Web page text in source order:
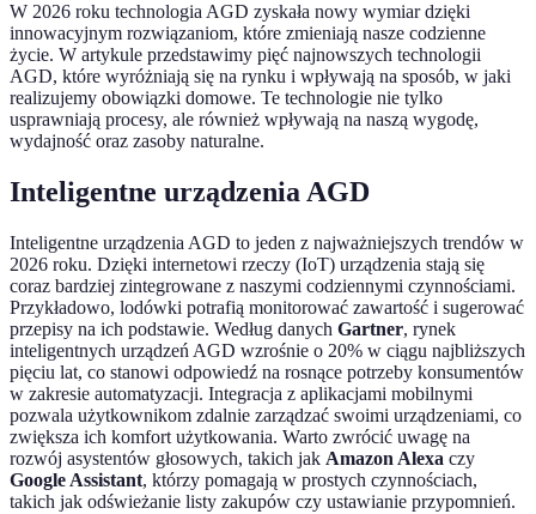
W 2026 roku technologia AGD zyskała nowy wymiar dzięki
innowacyjnym rozwiązaniom, które zmieniają nasze codzienne
życie. W artykule przedstawimy pięć najnowszych technologii
AGD, które wyróżniają się na rynku i wpływają na sposób, w jaki
realizujemy obowiązki domowe. Te technologie nie tylko
usprawniają procesy, ale również wpływają na naszą wygodę,
wydajność oraz zasoby naturalne.
Inteligentne urządzenia AGD
Inteligentne urządzenia AGD to jeden z najważniejszych trendów w
2026 roku. Dzięki internetowi rzeczy (IoT) urządzenia stają się
coraz bardziej zintegrowane z naszymi codziennymi czynnościami.
Przykładowo, lodówki potrafią monitorować zawartość i sugerować
przepisy na ich podstawie. Według danych Gartner, rynek
inteligentnych urządzeń AGD wzrośnie o 20% w ciągu najbliższych
pięciu lat, co stanowi odpowiedź na rosnące potrzeby konsumentów
w zakresie automatyzacji. Integracja z aplikacjami mobilnymi
pozwala użytkownikom zdalnie zarządzać swoimi urządzeniami, co
zwiększa ich komfort użytkowania. Warto zwrócić uwagę na
rozwój asystentów głosowych, takich jak Amazon Alexa czy
Google Assistant, którzy pomagają w prostych czynnościach,
takich jak odświeżanie listy zakupów czy ustawianie przypomnień.